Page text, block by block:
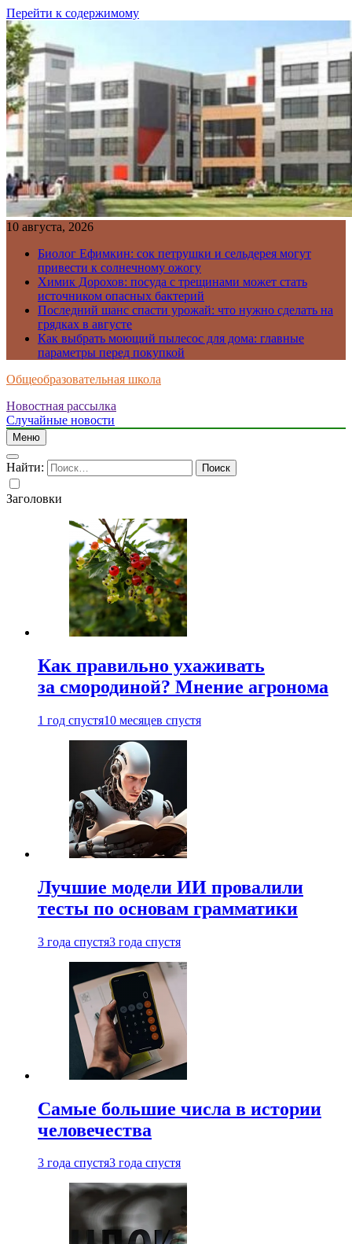
Перейти к содержимому
10 августа, 2026
Биолог Ефимкин: сок петрушки и сельдерея могут
привести к солнечному ожогу
Химик Дорохов: посуда с трещинами может стать
источником опасных бактерий
Последний шанс спасти урожай: что нужно сделать на
грядках в августе
Как выбрать моющий пылесос для дома: главные
параметры перед покупкой
Общеобразовательная школа
Новостная рассылка
Случайные новости
Меню
Найти:
Заголовки
Как правильно ухаживать
за смородиной? Мнение агронома
1 год спустя10 месяцев спустя
Лучшие модели ИИ провалили
тесты по основам грамматики
3 года спустя3 года спустя
Самые большие числа в истории
человечества
3 года спустя3 года спустя